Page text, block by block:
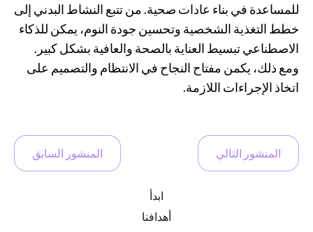
للمساعدة في بناء عادات صحية. من تتبع النشاط البدني إلى
خطط التغذية الشخصية وتحسين جودة النوم، يمكن للذكاء
الاصطناعي تبسيط العناية بالصحة والعافية بشكل كبير.
ومع ذلك، يكمن مفتاح النجاح في الانتظام والتصميم على
اتخاذ الإجراءات اللازمة.
المنشور السابق المنشور التالي
ابدأ
أهدافنا